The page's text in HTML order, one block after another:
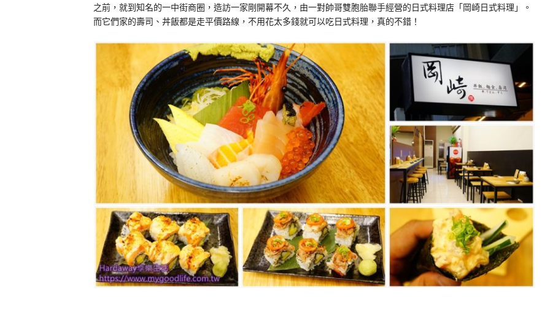
之前，就到知名的一中街商圈，造訪一家剛開幕不久，由一對帥哥雙胞胎聯手經營的日式料理店「岡崎日式料理」。
而它們家的壽司、丼飯都是走平價路線，不用花太多錢就可以吃日式料理，真的不錯！